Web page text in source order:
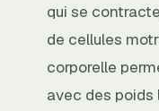
qui se
de cellules
corporelle
avec des poids